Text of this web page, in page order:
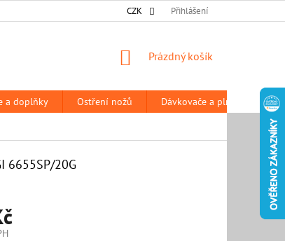
ÚDAJŮ DODACÍ A PLATEBNÍ PODMÍNKY
CZK Přihlášení
NÁKUPNÍ
Prázdný košík
a doplňky Ostření nožů Dávkovače a plničky
6655SP/20G